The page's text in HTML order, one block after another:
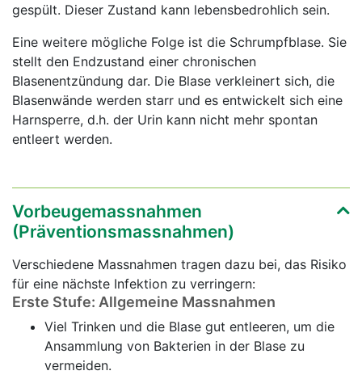
gespült. Dieser Zustand kann lebensbedrohlich sein.
Eine weitere mögliche Folge ist die Schrumpfblase. Sie
stellt den Endzustand einer chronischen
Blasenentzündung dar. Die Blase verkleinert sich, die
Blasenwände werden starr und es entwickelt sich eine
Harnsperre, d.h. der Urin kann nicht mehr spontan
entleert werden.
Vorbeugemassnahmen
(Präventionsmassnahmen)
Verschiedene Massnahmen tragen dazu bei, das Risiko
für eine nächste Infektion zu verringern:
Erste Stufe: Allgemeine Massnahmen
Viel Trinken und die Blase gut entleeren, um die
Ansammlung von Bakterien in der Blase zu
vermeiden.